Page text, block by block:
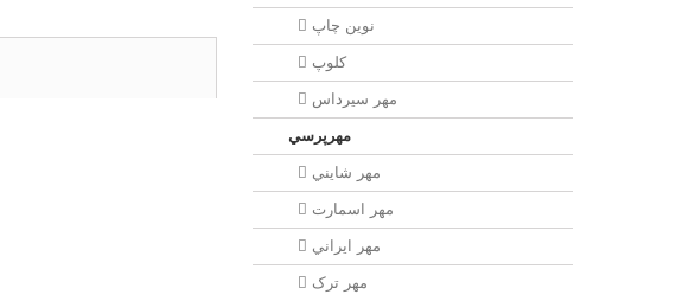
نوين چاپ
کلوپ
مهر سيرداس
مهرپرسي
مهر شايني
مهر اسمارت
مهر ايراني
مهر ترک